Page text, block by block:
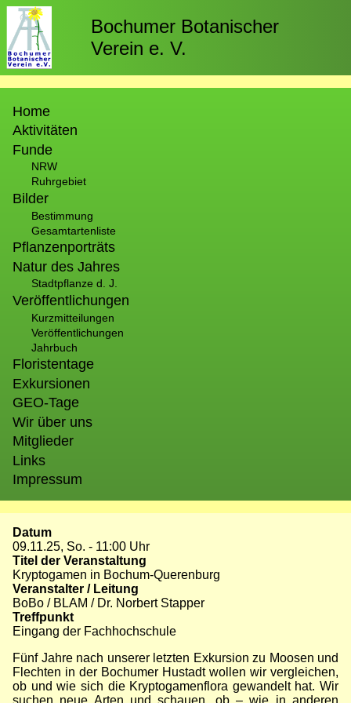
Direkt
zum
Inhalt
Bochumer Botanischer
Verein e. V.
Home
Aktivitäten
Funde
NRW
Ruhrgebiet
Bilder
Bestimmung
Gesamtartenliste
Pflanzenporträts
Natur des Jahres
Stadtpflanze d. J.
Veröffentlichungen
Kurzmitteilungen
Veröffentlichungen
Jahrbuch
Floristentage
Exkursionen
GEO-Tage
Wir über uns
Mitglieder
Links
Impressum
Datum
09.11.25, So. - 11:00 Uhr
Titel der Veranstaltung
Kryptogamen in Bochum-Querenburg
Veranstalter / Leitung
BoBo / BLAM / Dr. Norbert Stapper
Treffpunkt
Eingang der Fachhochschule
Fünf Jahre nach unserer letzten Exkursion zu Moosen und
Flechten in der Bochumer Hustadt wollen wir vergleichen,
ob und wie sich die Kryptogamenflora gewandelt hat. Wir